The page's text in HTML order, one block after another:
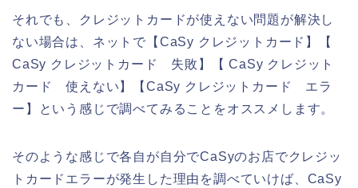
それでも、クレジットカードが使えない問題が解決し
ない場合は、ネットで【CaSy クレジットカード】【
CaSy クレジットカード 失敗】【 CaSy クレジット
カード 使えない】【CaSy クレジットカード エラ
ー】という感じで調べてみることをオススメします。
そのような感じで各自が自分でCaSyのお店でクレジッ
トカードエラーが発生した理由を調べていけば、CaSy